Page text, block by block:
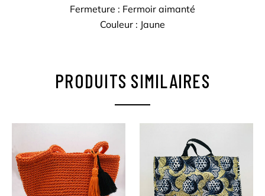
Fermeture : Fermoir aimanté
Couleur : Jaune
PRODUITS SIMILAIRES